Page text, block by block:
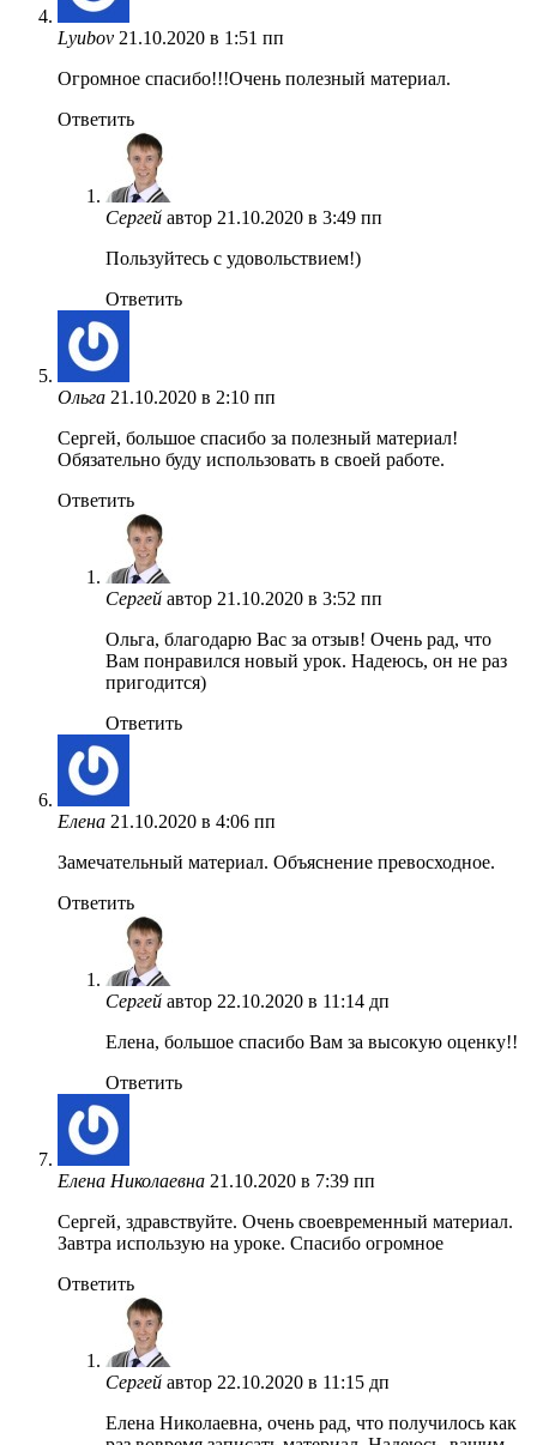
Lyubov 21.10.2020 в 1:51 пп
Огромное спасибо!!!Очень полезный материал.
Ответить
Сергей автор 21.10.2020 в 3:49 пп
Пользуйтесь с удовольствием!)
Ответить
Ольга 21.10.2020 в 2:10 пп
Сергей, большое спасибо за полезный материал!
Обязательно буду использовать в своей работе.
Ответить
Сергей автор 21.10.2020 в 3:52 пп
Ольга, благодарю Вас за отзыв! Очень рад, что
Вам понравился новый урок. Надеюсь, он не раз
пригодится)
Ответить
Елена 21.10.2020 в 4:06 пп
Замечательный материал. Объяснение превосходное.
Ответить
Сергей автор 22.10.2020 в 11:14 дп
Елена, большое спасибо Вам за высокую оценку!!
Ответить
Елена Николаевна 21.10.2020 в 7:39 пп
Сергей, здравствуйте. Очень своевременный материал.
Завтра использую на уроке. Спасибо огромное
Ответить
Сергей автор 22.10.2020 в 11:15 дп
Елена Николаевна, очень рад, что получилось как